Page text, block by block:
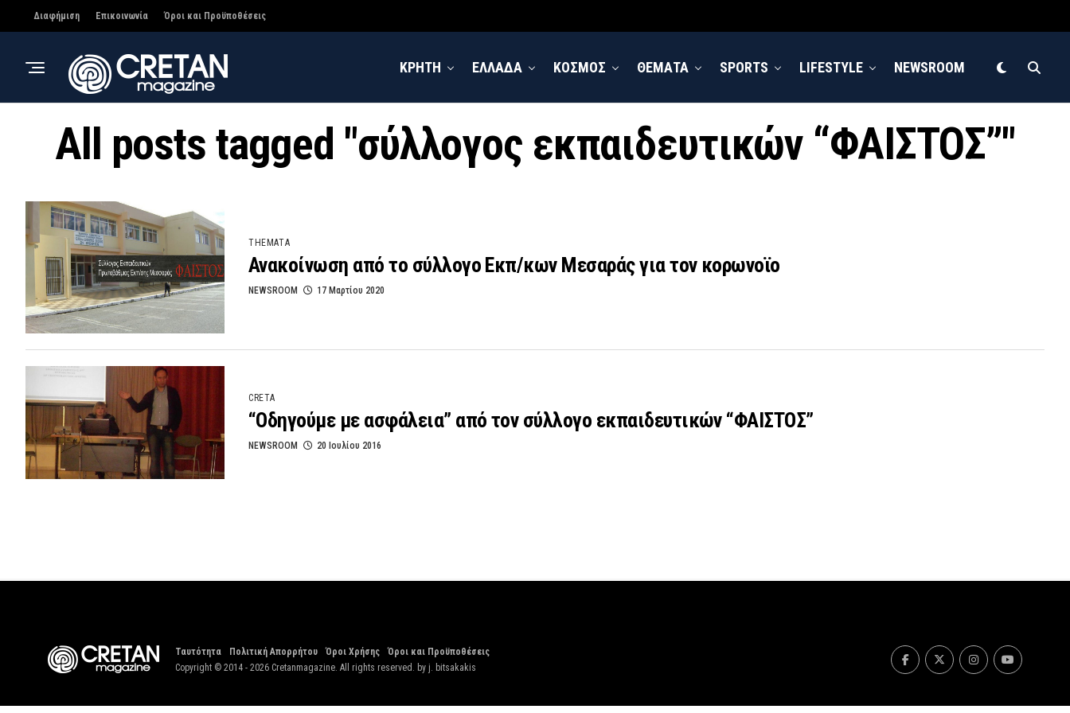
Διαφήμιση Επικοινωνία Όροι και Προϋποθέσεις
ΚΡΗΤΗ ΕΛΛΑΔΑ ΚΟΣΜΟΣ ΘΕΜΑΤΑ SPORTS LIFESTYLE NEWSROOM
All posts tagged "σύλλογος εκπαιδευτικών “ΦΑΙΣΤΟΣ”"
THEMATA
Ανακοίνωση από το σύλλογο Εκπ/κων Μεσαράς για τον κορωνοϊο
NEWSROOM 17 Μαρτίου 2020
CRETA
“Οδηγούμε με ασφάλεια” από τον σύλλογο εκπαιδευτικών “ΦΑΙΣΤΟΣ”
NEWSROOM 20 Ιουλίου 2016
Ταυτότητα Πολιτική Απορρήτου Όροι Χρήσης
Όροι και Προϋποθέσεις
Copyright © 2014 - 2026 Cretanmagazine. All rights reserved. by j. bitsakakis